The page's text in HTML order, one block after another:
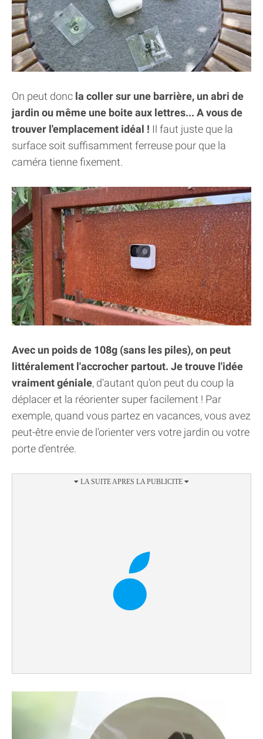
On peut donc la coller sur une barrière, un abri de
jardin ou même une boite aux lettres... A vous de
trouver l'emplacement idéal ! Il faut juste que la
surface soit suffisamment ferreuse pour que la
caméra tienne fixement.
Avec un poids de 108g (sans les piles), on peut
littéralement l'accrocher partout. Je trouve l'idée
vraiment géniale, d'autant qu'on peut du coup la
déplacer et la réorienter super facilement ! Par
exemple, quand vous partez en vacances, vous avez
peut-être envie de l'orienter vers votre jardin ou votre
porte d'entrée.